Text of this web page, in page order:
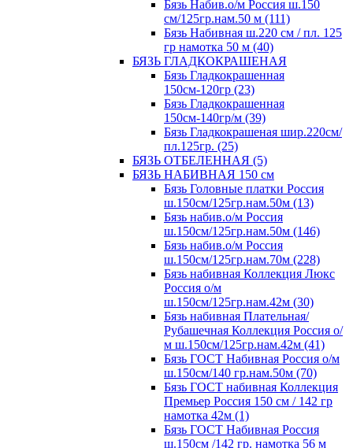
Бязь Набив.о/м Россия ш.150
см/125гр.нам.50 м (111)
Бязь Набивная ш.220 см / пл. 125
гр намотка 50 м (40)
БЯЗЬ ГЛАДКОКРАШЕНАЯ
Бязь Гладкокрашенная
150см-120гр (23)
Бязь Гладкокрашенная
150см-140гр/м (39)
Бязь Гладкокрашеная шир.220см/
пл.125гр. (25)
БЯЗЬ ОТБЕЛЕННАЯ (5)
БЯЗЬ НАБИВНАЯ 150 см
Бязь Головные платки Россия
ш.150см/125гр.нам.50м (13)
Бязь набив.о/м Россия
ш.150см/125гр.нам.50м (146)
Бязь набив.о/м Россия
ш.150см/125гр.нам.70м (228)
Бязь набивная Коллекция Люкс
Россия о/м
ш.150см/125гр.нам.42м (30)
Бязь набивная Плательная/
Рубашечная Коллекция Россия о/
м ш.150см/125гр.нам.42м (41)
Бязь ГОСТ Набивная Россия о/м
ш.150см/140 гр.нам.50м (70)
Бязь ГОСТ набивная Коллекция
Премьер Россия 150 см / 142 гр
намотка 42м (1)
Бязь ГОСТ Набивная Россия
ш.150см /142 гр. намотка 56 м